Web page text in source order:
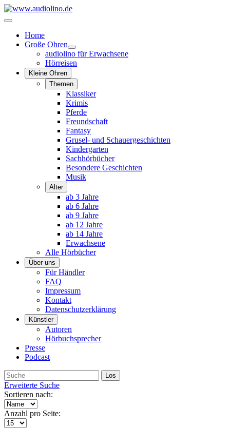
Home
Große Ohren
audiolino für Erwachsene
Hörreisen
Kleine Ohren
Themen
Klassiker
Krimis
Pferde
Freundschaft
Fantasy
Grusel- und Schauergeschichten
Kindergarten
Sachhörbücher
Besondere Geschichten
Musik
Alter
ab 3 Jahre
ab 6 Jahre
ab 9 Jahre
ab 12 Jahre
ab 14 Jahre
Erwachsene
Alle Hörbücher
Über uns
Für Händler
FAQ
Impressum
Kontakt
Datenschutzerklärung
Künstler
Autoren
Hörbuchsprecher
Presse
Podcast
Erweiterte Suche
Sortieren nach:
Anzahl pro Seite: